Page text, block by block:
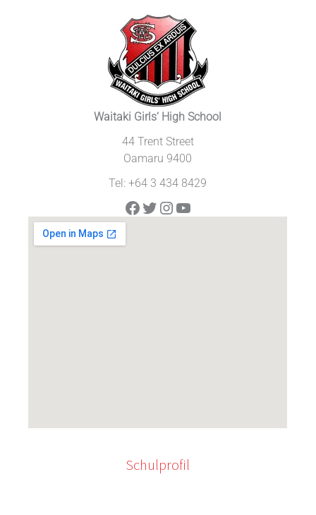
Waitaki Girls‘ High School
44 Trent Street
Oamaru 9400
Tel: +64 3 434 8429
Facebook
Twitter
Instagram
YouTube
Schulprofil